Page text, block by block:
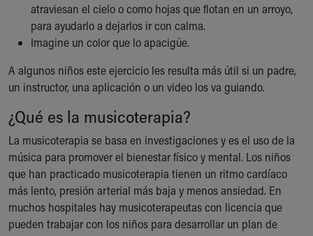
atraviesan el cielo o como hojas que flotan en un arroyo,
para ayudarlo a dejarlos ir con calma.
Imagine un color que lo apacigüe.
A algunos niños este ejercicio les resulta más útil si un padre,
un instructor, una aplicación o un video los va guiando.
¿Qué es la musicoterapia?
La musicoterapia se basa en investigaciones y es el uso de la
música para promover el bienestar físico y mental. Los niños
que han practicado musicoterapia tienen un ritmo cardíaco
más lento, presión arterial más baja y menos ansiedad. En
muchos hospitales hay musicoterapeutas con licencia que
pueden trabajar con los niños para desarrollar un plan de